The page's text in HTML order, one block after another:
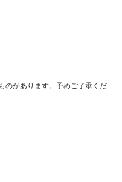
のがあります。予めご了承くだ